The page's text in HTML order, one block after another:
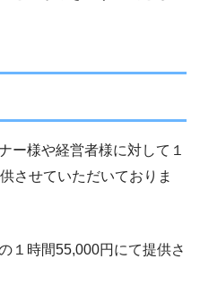
ー様や経営者様に対して１
させていただいておりま
１時間55,000円にて提供さ